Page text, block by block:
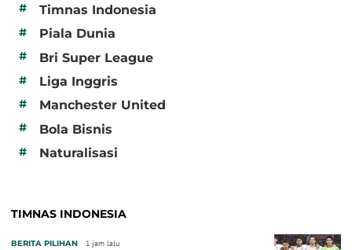
#
Timnas Indonesia
# Piala Dunia
# Bri Super League
# Liga Inggris
# Manchester United
# Bola Bisnis
# Naturalisasi
TIMNAS INDONESIA
BERITA PILIHAN 1 jam lalu